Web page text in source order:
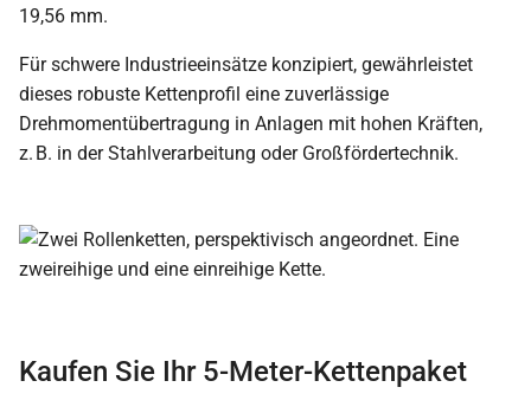
19,56 mm.
Für schwere Industrieeinsätze konzipiert, gewährleistet
dieses robuste Kettenprofil eine zuverlässige
Drehmomentübertragung in Anlagen mit hohen Kräften,
z. B. in der Stahlverarbeitung oder Großfördertechnik.
Kaufen Sie Ihr 5-Meter-Kettenpaket